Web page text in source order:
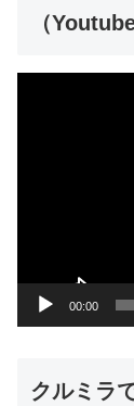
（
00:00
クルミラ